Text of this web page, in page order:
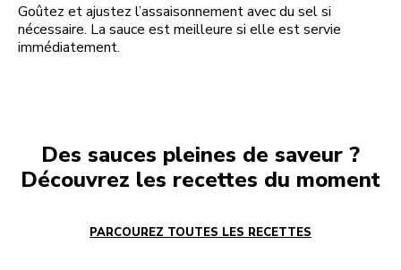
Goûtez et ajustez l’assaisonnement avec du sel si
nécessaire. La sauce est meilleure si elle est servie
immédiatement.
Des sauces pleines de saveur ?
Découvrez les recettes du moment
PARCOUREZ TOUTES LES RECETTES